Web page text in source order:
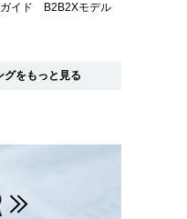
ガイド B2B2Xモデル
グをもっと見る